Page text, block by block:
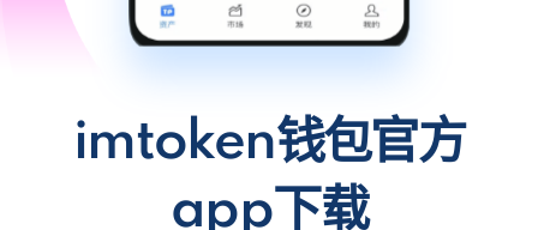
imtoken钱包官方
app下载